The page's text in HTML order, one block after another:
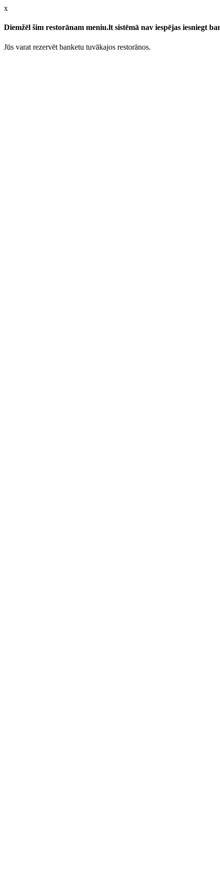
x
Diemžēl šim restorānam meniu.lt sistēmā nav iespējas iesniegt
Jūs varat rezervēt banketu tuvākajos restorānos.